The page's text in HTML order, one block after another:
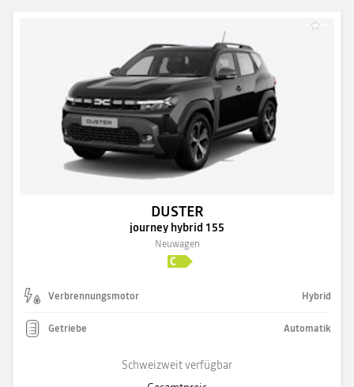
DUSTER
journey hybrid 155
Neuwagen
Verbrennungsmotor Hybrid
Getriebe Automatik
Schweizweit verfügbar